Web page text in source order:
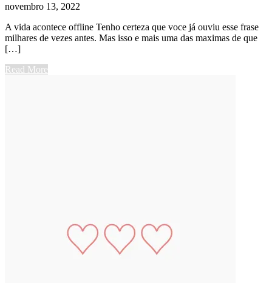
novembro 13, 2022
A vida acontece offline Tenho certeza que voce já ouviu esse frase
milhares de vezes antes. Mas isso e mais uma das maximas de que
[…]
Read More